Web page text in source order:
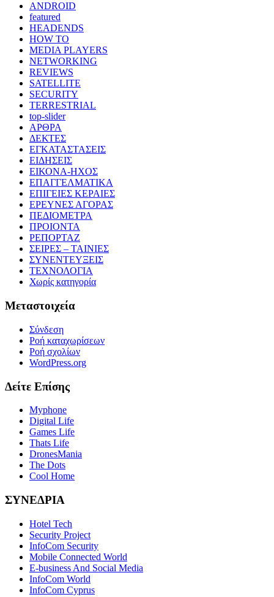
ANDROID
featured
HEADENDS
HOW TO
MEDIA PLAYERS
NETWORKING
REVIEWS
SATELLITE
SECURITY
TERRESTRIAL
top-slider
ΑΡΘΡΑ
ΔΕΚΤΕΣ
ΕΓΚΑΤΑΣΤΑΣΕΙΣ
ΕΙΔΗΣΕΙΣ
ΕΙΚΟΝΑ-ΗΧΟΣ
ΕΠΑΓΓΕΛΜΑΤΙΚΑ
ΕΠΙΓΕΙΕΣ ΚΕΡΑΙΕΣ
ΕΡΕΥΝΕΣ ΑΓΟΡΑΣ
ΠΕΔΙΟΜΕΤΡΑ
ΠΡΟΙΟΝΤΑ
ΡΕΠΟΡΤΑΖ
ΣΕΙΡΕΣ – ΤΑΙΝΙΕΣ
ΣΥΝΕΝΤΕΥΞΕΙΣ
ΤΕΧΝΟΛΟΓΙΑ
Χωρίς κατηγορία
Μεταστοιχεία
Σύνδεση
Ροή καταχωρίσεων
Ροή σχολίων
WordPress.org
Δείτε Επίσης
Myphone
Digital Life
Games Life
Thats Life
DronesMania
The Dots
Cool Home
ΣΥΝΕΔΡΙΑ
Hotel Tech
Security Project
InfoCom Security
Mobile Connected World
E-business And Social Media
InfoCom World
InfoCom Cyprus